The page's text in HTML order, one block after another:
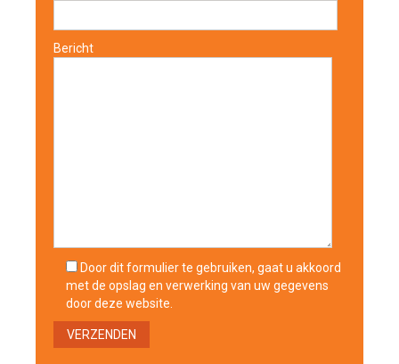
Bericht
Door dit formulier te gebruiken, gaat u akkoord
met de opslag en verwerking van uw gegevens
door deze website.